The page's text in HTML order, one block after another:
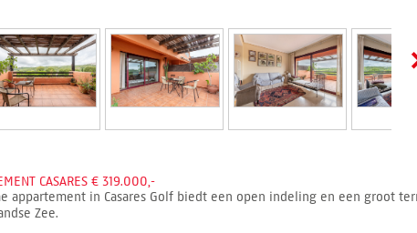
CASARES € 319.000,-
appartement in Casares Golf biedt een open indeling en een groot
Zee.